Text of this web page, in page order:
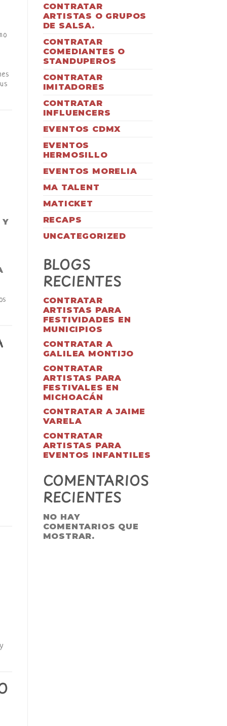
Y
CONTRATAR
ARTISTAS O GRUPOS
DE SALSA.
CONTRATAR
COMEDIANTES O
STANDUPEROS
CONTRATAR
IMITADORES
CONTRATAR
INFLUENCERS
EVENTOS CDMX
EVENTOS
HERMOSILLO
EVENTOS MORELIA
MA TALENT
MATICKET
RECAPS
UNCATEGORIZED
BLOGS
RECIENTES
CONTRATAR
ARTISTAS PARA
FESTIVIDADES EN
MUNICIPIOS
CONTRATAR A
GALILEA MONTIJO
CONTRATAR
ARTISTAS PARA
FESTIVALES EN
MICHOACÁN
CONTRATAR A JAIME
VARELA
CONTRATAR
ARTISTAS PARA
EVENTOS INFANTILES
COMENTARIOS
RECIENTES
NO HAY
COMENTARIOS QUE
MOSTRAR.